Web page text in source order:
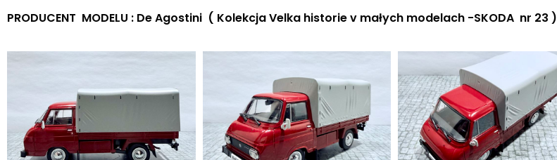
PRODUCENT MODELU : De Agostini ( Kolekcja Velka historie v małych modelach -SKODA nr 23 )